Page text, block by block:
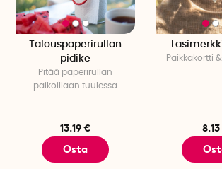
Talouspaperirullan
pidike
Pitää paperirullan
paikoillaan tuulessa
13.19 €
Osta
Paikkakortti